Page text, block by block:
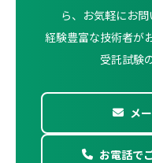
ら、お気軽にお問
経験豊富な技術者が
受託試験
メ
お電話で